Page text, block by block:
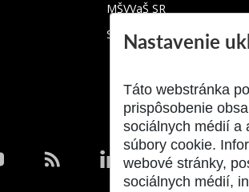
MŠVVaŠ SR
SRKNastavenie
Táto webstránka
prispôsobenie
sociálnych médií a
súbory cookie.
webové stránky,
sociálnych médií,